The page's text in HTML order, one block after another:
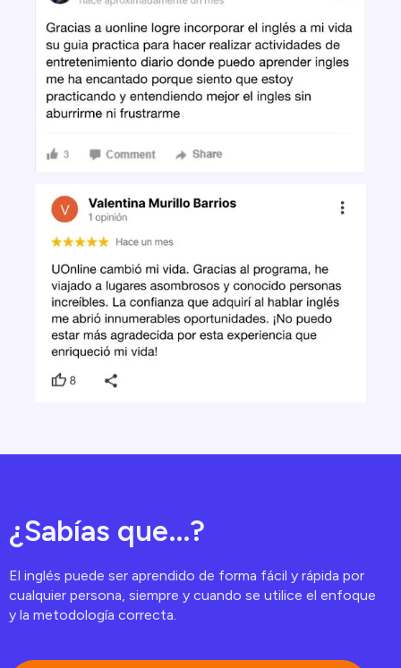
¿Sabías que...?
El inglés puede ser aprendido de forma fácil y rápida por
cualquier persona, siempre y cuando se utilice el enfoque
y la metodología correcta.